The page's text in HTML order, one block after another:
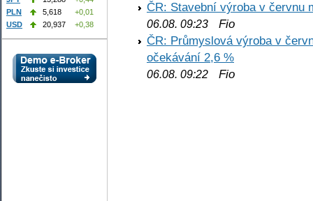
ČR: Stavební výroba v červnu
06.08. 09:23 Fio
ČR: Průmyslová výroba v
očekávání 2,6 %
06.08. 09:22 Fio
PLN
5,618
+0,01
USD
20,937 +0,38